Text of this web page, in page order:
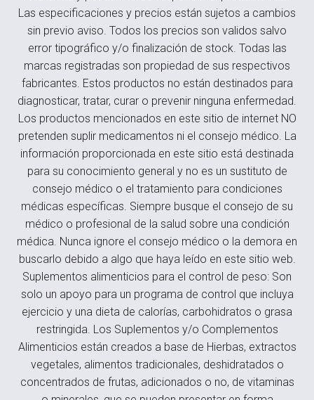
Las especificaciones y precios están sujetos a cambios
sin previo aviso. Todos los precios son validos salvo
error tipográfico y/o finalización de stock. Todas las
marcas registradas son propiedad de sus respectivos
fabricantes. Estos productos no están destinados para
diagnosticar, tratar, curar o prevenir ninguna enfermedad.
Los productos mencionados en este sitio de internet NO
pretenden suplir medicamentos ni el consejo médico. La
información proporcionada en este sitio está destinada
para su conocimiento general y no es un sustituto de
consejo médico o el tratamiento para condiciones
médicas específicas. Siempre busque el consejo de su
médico o profesional de la salud sobre una condición
médica. Nunca ignore el consejo médico o la demora en
buscarlo debido a algo que haya leído en este sitio web.
Suplementos alimenticios para el control de peso: Son
solo un apoyo para un programa de control que incluya
ejercicio y una dieta de calorías, carbohidratos o grasa
restringida. Los Suplementos y/o Complementos
Alimenticios están creados a base de Hierbas, extractos
vegetales, alimentos tradicionales, deshidratados o
concentrados de frutas, adicionados o no, de vitaminas